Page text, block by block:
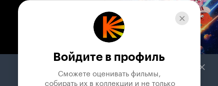
Музыка
Телепрограмма
Служба поддержки
Войдите в профиль
Сможете оценивать фильмы,
собирать их в коллекции и не только